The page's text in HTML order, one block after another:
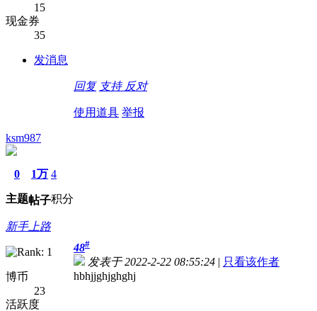
15
现金券
35
发消息
回复 支持 反对
使用道具 举报
ksm987
0
主题
1万
帖子
4
积分
新手上路
博币
23
活跃度
48#
发表于 2022-2-22 08:55:24 | 只看该作者
hbhjjghjghghj